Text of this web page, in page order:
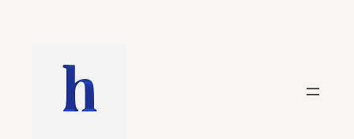
contenido